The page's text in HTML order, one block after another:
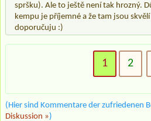
spršku). Ale to ještě není tak hrozný.
kempu je příjemné a že tam jsou
doporučuju :)
1 2
(Hier sind Kommentare der zufriedenen
Diskussion »)